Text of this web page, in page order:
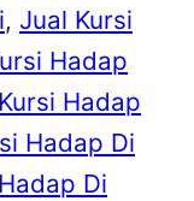
, Jual Kursi
Hadap
Hadap
Hadap Di
Di